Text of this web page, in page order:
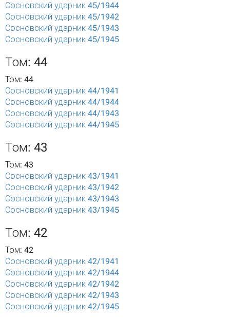
Сосновский ударник 45/1944
Сосновский ударник 45/1942
Сосновский ударник 45/1943
Сосновский ударник 45/1945
Том: 44
Том: 44
Сосновский ударник 44/1941
Сосновский ударник 44/1944
Сосновский ударник 44/1943
Сосновский ударник 44/1945
Том: 43
Том: 43
Сосновский ударник 43/1941
Сосновский ударник 43/1942
Сосновский ударник 43/1943
Сосновский ударник 43/1945
Том: 42
Том: 42
Сосновский ударник 42/1941
Сосновский ударник 42/1944
Сосновский ударник 42/1942
Сосновский ударник 42/1943
Сосновский ударник 42/1945